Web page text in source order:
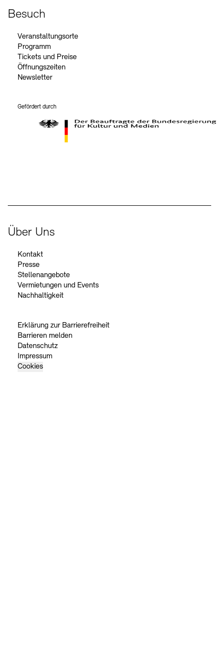
Besuch
Veranstaltungsorte
Programm
Tickets und Preise
Öffnungszeiten
Newsletter
Gefördert durch
Über Uns
Kontakt
Presse
Stellenangebote
Vermietungen und Events
Nachhaltigkeit
Erklärung zur Barrierefreiheit
Barrieren melden
Datenschutz
Impressum
Cookies